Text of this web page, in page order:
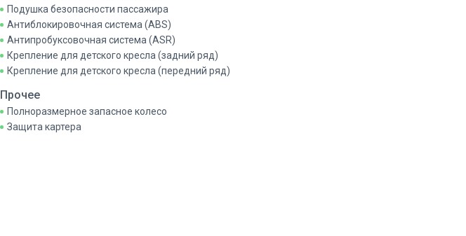
Подушка безопасности пассажира
Антиблокировочная система (ABS)
Антипробуксовочная система (ASR)
Крепление для детского кресла (задний ряд)
Крепление для детского кресла (передний ряд)
Прочее
Полноразмерное запасное колесо
Защита картера